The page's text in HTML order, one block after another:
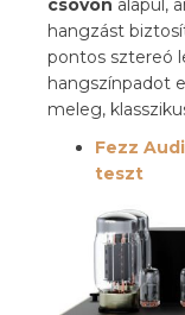
csövön alapul,
hangzást
pontos sztereó
hangszínpadot
meleg,
Fezz
teszt